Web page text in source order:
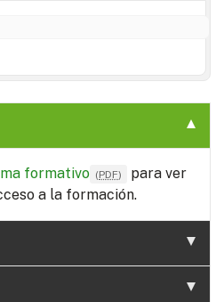
formativo (PDF)
para ver
a la formación.